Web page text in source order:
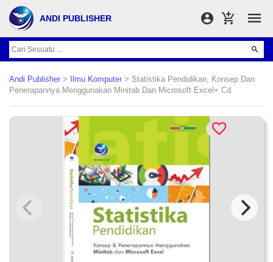
ANDI PUBLISHER
Andi Publisher > Ilmu Komputer > Statistika Pendidikan, Konsep Dan
Penerapannya Menggunakan Minitab Dan Microsoft Excel+ Cd